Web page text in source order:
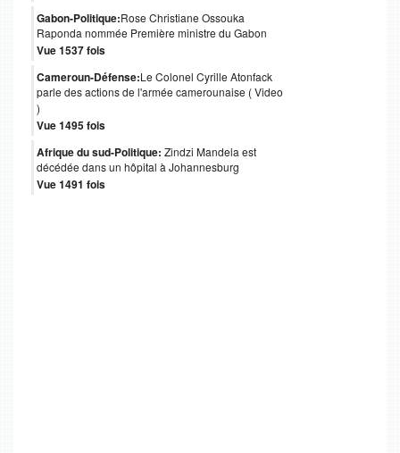
Gabon-Politique:Rose Christiane Ossouka
Raponda nommée Première ministre du Gabon
Vue 1537 fois
Cameroun-Défense:Le Colonel Cyrille Atonfack
parle des actions de l'armée camerounaise ( Video
)
Vue 1495 fois
Afrique du sud-Politique: Zindzi Mandela est
décédée dans un hôpital à Johannesburg
Vue 1491 fois